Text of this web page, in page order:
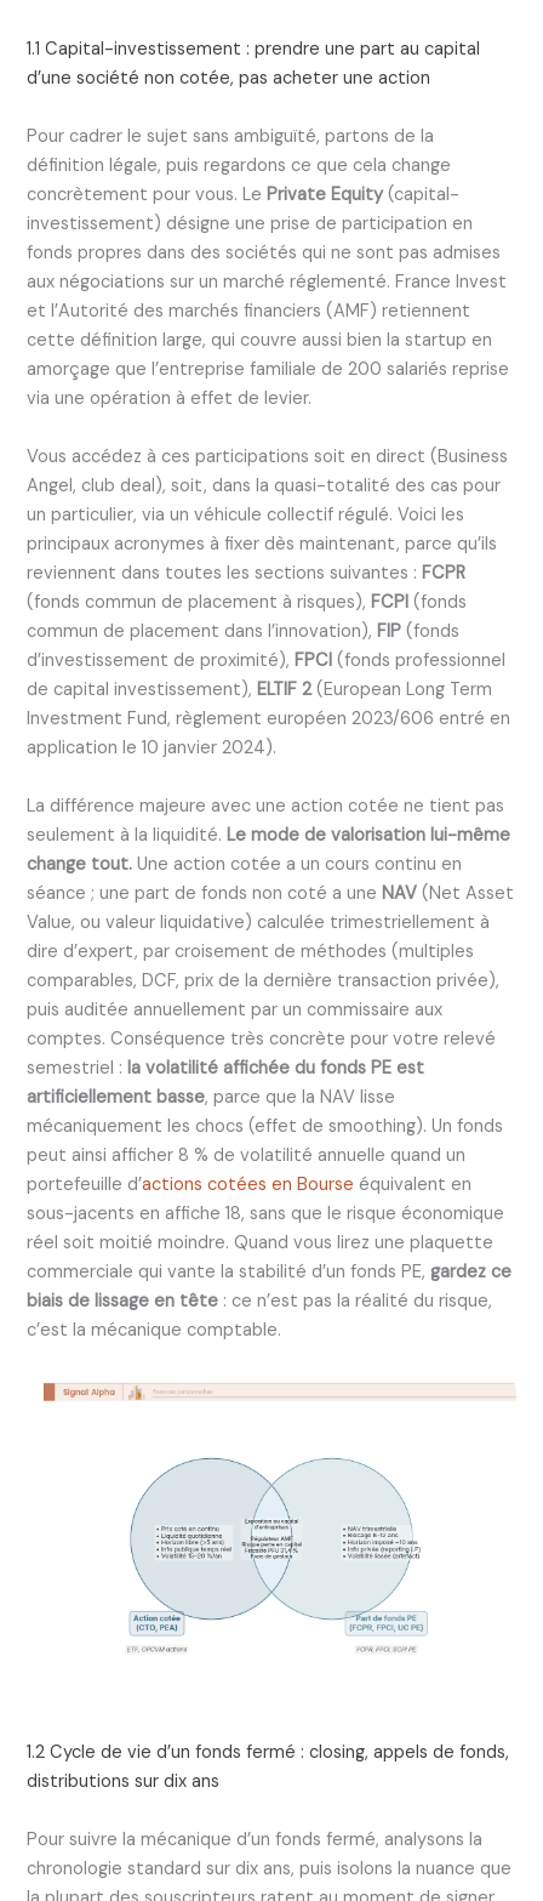
1.1 Capital-investissement : prendre une part au capital
d’une société non cotée, pas acheter une action
Pour cadrer le sujet sans ambiguïté, partons de la
définition légale, puis regardons ce que cela change
concrètement pour vous. LePrivate Equity(capital-
investissement) désigne une prise de participation en
fonds propres dans des sociétés qui ne sont pas admises
aux négociations sur un marché réglementé. France Invest
et l’Autorité des marchés financiers (AMF) retiennent
cette définition large, qui couvre aussi bien la startup en
amorçage que l’entreprise familiale de 200 salariés reprise
via une opération à effet de levier.
Vous accédez à ces participations soit en direct (Business
Angel, club deal), soit, dans la quasi-totalité des cas pour
un particulier, via un véhicule collectif régulé. Voici les
principaux acronymes à fixer dès maintenant, parce qu’ils
reviennent dans toutes les sections suivantes :FCPR
(fonds commun de placement à risques),FCPI (fonds
commun de placement dans l’innovation),FIP (fonds
d’investissement de proximité),FPCI (fonds professionnel
de capital investissement),ELTIF 2(European Long Term
Investment Fund, règlement européen 2023/606 entré en
application le 10 janvier 2024).
La différence majeure avec une action cotée ne tient pas
seulement à la liquidité.Le mode de valorisation lui-même
change tout. Une action cotée a un cours continu en
séance ; une part de fonds non coté a uneNAV (Net Asset
Value, ou valeur liquidative) calculée trimestriellement à
dire d’expert, par croisement de méthodes (multiples
comparables, DCF, prix de la dernière transaction privée),
puis auditée annuellement par un commissaire aux
comptes. Conséquence très concrète pour votre relevé
semestriel :la volatilité affichée du fonds PE est
artificiellement basse, parce que la NAV lisse
mécaniquement les chocs (effet de smoothing). Un fonds
peut ainsi afficher 8 % de volatilité annuelle quand un
portefeuille d’actions cotées en Bourse équivalent en
sous-jacents en affiche 18, sans que le risque économique
réel soit moitié moindre. Quand vous lirez une plaquette
commerciale qui vante la stabilité d’un fonds PE, gardez ce
biais de lissage en tête : ce n’est pas la réalité du risque,
c’est la mécanique comptable.
1.2 Cycle de vie d’un fonds fermé : closing, appels de fonds,
distributions sur dix ans
Pour suivre la mécanique d’un fonds fermé, analysons la
chronologie standard sur dix ans, puis isolons la nuance que